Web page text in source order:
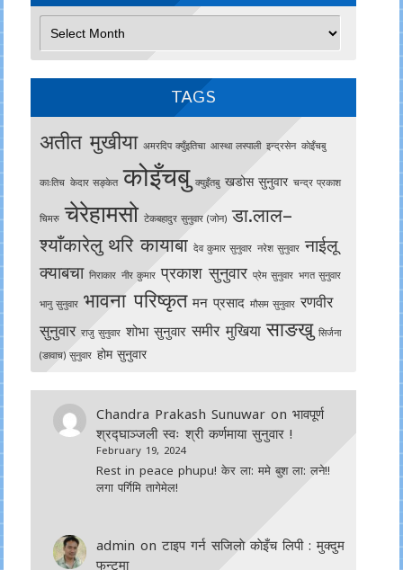
TAGS
अतीत मुखीया अमरदिप क्युँइतिचा आस्था लस्पाली इन्द्रसेन काेइँचबु
काःतिच केदार सङ्केत कोइँचबु क्युइँतबु खडोस सुनुवार चन्द्र प्रकाश
चिमरु चेरेहामसो टेकबहादुर सुनुवार (जोन) डा.लाल–
श्याँकारेलु थरि कायाबा देव कुमार सुनुवार नरेश सुनुवार नाईलू
क्याबचा निराकार नीर कुमार प्रकाश सुनुवार प्रेम सुनुवार भगत सुनुवार
भानु सुनुवार भावना परिष्कृत मन प्रसाद मौसम सुनुवार रणवीर
सुनुवार राजु सुनुवार शोभा सुनुवार समीर मुखिया साङखु सिर्जना
(ङावाच) सुनुवार होम सुनुवार
Chandra Prakash Sunuwar onभावपूर्ण
श्रद्घाञ्जली स्वः श्री कर्णमाया सुनुवार !
February 19, 2024
Rest in peace phupu! केर ला: ममे बुश ला: लने!!
लगा पर्गिमि तागेमेल!
admin onटाइप गर्न सजिलाे काेइँच लिपी : मुक्दुम
फन्टमा